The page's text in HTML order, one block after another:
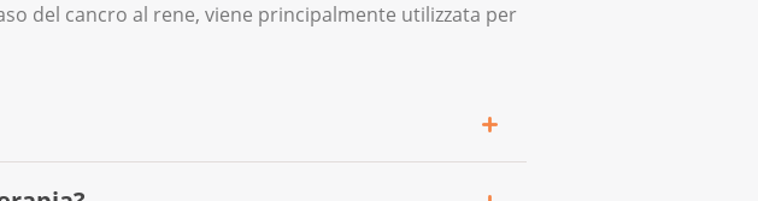
del cancro al rene, viene principalmente utilizzata per